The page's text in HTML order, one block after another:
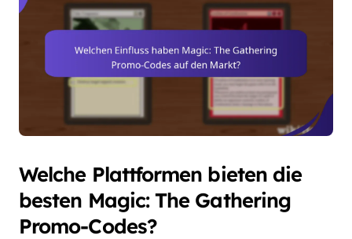
Welche Plattformen bieten die
besten Magic: The Gathering
Promo-Codes?